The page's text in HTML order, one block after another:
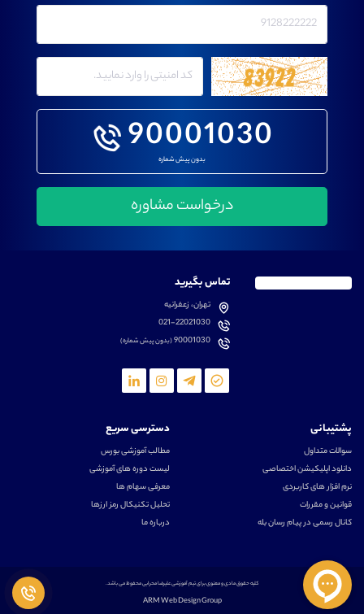
90001030
بدون پیش شماره
تماس بگیرید
تهران، زعفرانیه
021-22021030
90001030(بدون پیش شماره)
پشتیبانی
سوالات متداول
دانلود اپلیکیشن اختصاصی
نرم افزار های کاربردی
قوانین و مقررات
کانال رسمی در پیام رسان بله
دسترسی سریع
مطالب آموزشی بورس
لیست دوره های آموزشی
معرفی سهام ها
تحلیل تکنیکال رمز ارزها
درباره ما
کلیه حقوق مادی و معنوی برای تیم آموزشی علیرضا محرابی محفوظ می باشد.
ARM Web Design Group